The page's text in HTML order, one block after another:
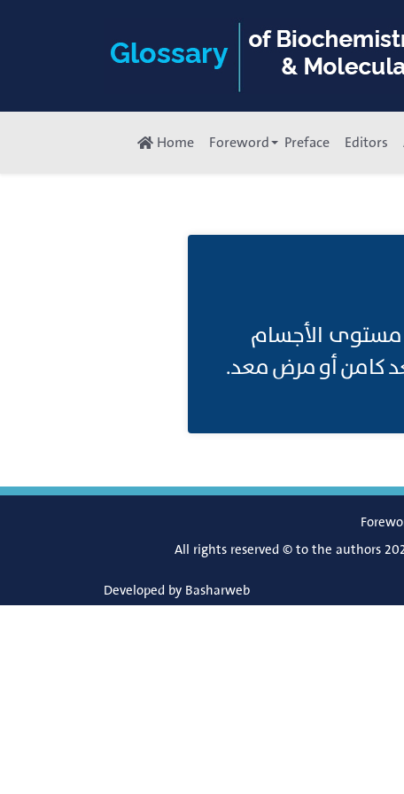
Home Foreword Preface Editors
مستوى الأجسام
كامن أو مرض معد.
All rights reserved © to the authors
Developed by Basharweb